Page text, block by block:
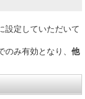
設定していただいて
み有効となり、 他